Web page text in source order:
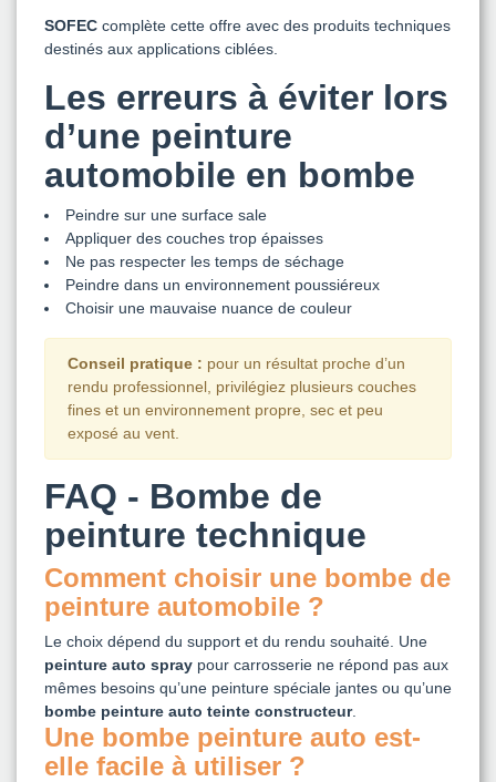
SOFEC complète cette offre avec des produits techniques
destinés aux applications ciblées.
Les erreurs à éviter lors
d’une peinture
automobile en bombe
Peindre sur une surface sale
Appliquer des couches trop épaisses
Ne pas respecter les temps de séchage
Peindre dans un environnement poussiéreux
Choisir une mauvaise nuance de couleur
Conseil pratique : pour un résultat proche d’un
rendu professionnel, privilégiez plusieurs couches
fines et un environnement propre, sec et peu
exposé au vent.
FAQ - Bombe de
peinture technique
Comment choisir une bombe de
peinture automobile ?
Le choix dépend du support et du rendu souhaité. Une
peinture auto spray pour carrosserie ne répond pas aux
mêmes besoins qu’une peinture spéciale jantes ou qu’une
bombe peinture auto teinte constructeur.
Une bombe peinture auto est-
elle facile à utiliser ?